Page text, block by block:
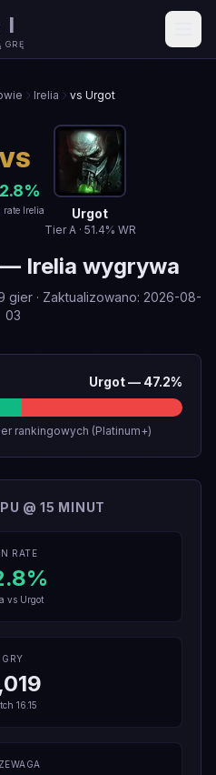
GRĘ
Irelia vs Urgot
%
rate Irelia Urgot
TierA· 51.4% WR
Irelia wygrywa
gier· Zaktualizowano: 2026-08-
03
Urgot— 47.2%
rankingowych (Platinum+)
@ 15 MINUT
RATE
%
vs Urgot
GRY
16.15